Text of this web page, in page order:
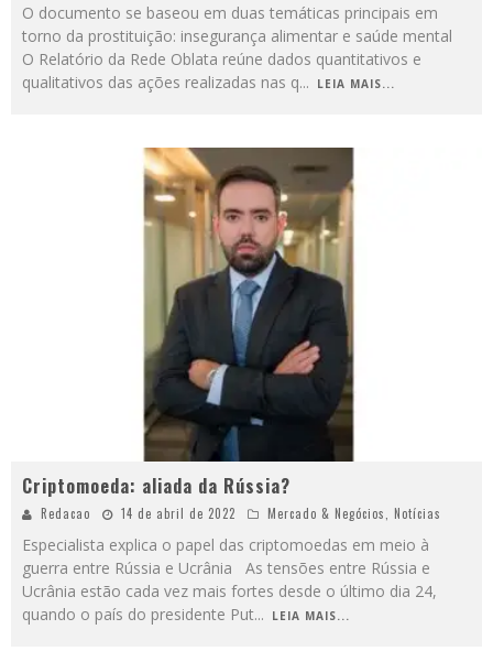
O documento se baseou em duas temáticas principais em
torno da prostituição: insegurança alimentar e saúde mental
O Relatório da Rede Oblata reúne dados quantitativos e
qualitativos das ações realizadas nas q... LEIA MAIS...
Criptomoeda: aliada da Rússia?
Redacao 14 de abril de 2022 Mercado & Negócios Notícias
Especialista explica o papel das criptomoedas em meio à
guerra entre Rússia e Ucrânia As tensões entre Rússia e
Ucrânia estão cada vez mais fortes desde o último dia 24,
quando o país do presidente Put... LEIA MAIS...